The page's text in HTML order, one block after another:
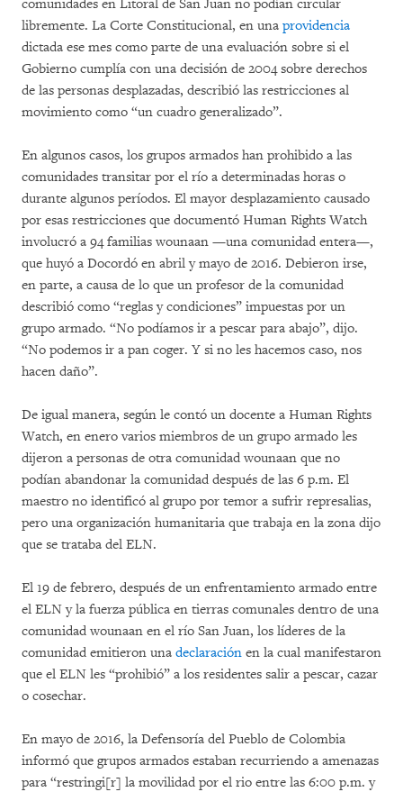
comunidades en Litoral de San Juan no podían circular
libremente. La Corte Constitucional, en una providencia
dictada ese mes como parte de una evaluación sobre si el
Gobierno cumplía con una decisión de 2004 sobre derechos
de las personas desplazadas, describió las restricciones al
movimiento como “un cuadro generalizado”.
En algunos casos, los grupos armados han prohibido a las
comunidades transitar por el río a determinadas horas o
durante algunos períodos. El mayor desplazamiento causado
por esas restricciones que documentó Human Rights Watch
involucró a 94 familias wounaan —una comunidad entera—,
que huyó a Docordó en abril y mayo de 2016. Debieron irse,
en parte, a causa de lo que un profesor de la comunidad
describió como “reglas y condiciones” impuestas por un
grupo armado. “No podíamos ir a pescar para abajo”, dijo.
“No podemos ir a pan coger. Y si no les hacemos caso, nos
hacen daño”.
De igual manera, según le contó un docente a Human Rights
Watch, en enero varios miembros de un grupo armado les
dijeron a personas de otra comunidad wounaan que no
podían abandonar la comunidad después de las 6 p.m. El
maestro no identificó al grupo por temor a sufrir represalias,
pero una organización humanitaria que trabaja en la zona dijo
que se trataba del ELN.
El 19 de febrero, después de un enfrentamiento armado entre
el ELN y la fuerza pública en tierras comunales dentro de una
comunidad wounaan en el río San Juan, los líderes de la
comunidad emitieron una declaración en la cual manifestaron
que el ELN les “prohibió” a los residentes salir a pescar, cazar
o cosechar.
En mayo de 2016, la Defensoría del Pueblo de Colombia
informó que grupos armados estaban recurriendo a amenazas
para “restringi[r] la movilidad por el rio entre las 6:00 p.m. y